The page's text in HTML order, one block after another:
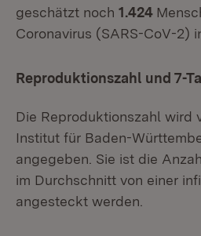
geschätzt noch 1.424
Coronavirus (SARS-CoV-2)
Reproduktionszahl und 7-
Die Reproduktionszahl wird
Institut für Baden-
angegeben. Sie ist die
im Durchschnitt von einer
angesteckt werden.